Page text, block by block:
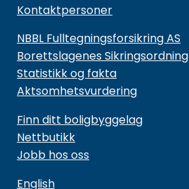
Kontaktpersoner
NBBL Fulltegningsforsikring AS
Borettslagenes Sikringsordning
Statistikk og fakta
Aktsomhetsvurdering
Finn ditt boligbyggelag
Nettbutikk
Jobb hos oss
English